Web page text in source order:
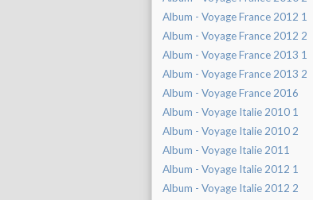
Album - Voyage France 2012 1
Album - Voyage France 2012 2
Album - Voyage France 2013 1
Album - Voyage France 2013 2
Album - Voyage France 2016
Album - Voyage Italie 2010 1
Album - Voyage Italie 2010 2
Album - Voyage Italie 2011
Album - Voyage Italie 2012 1
Album - Voyage Italie 2012 2